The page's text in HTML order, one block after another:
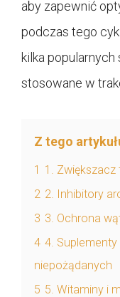
aby zapewnić
podczas tego
kilka
stosowane w
Z tego
1 1.
2 2. Inhibitory
3 3. Ochrona
4 4. Suplementy
niepożądanych
5 5. Witaminy i